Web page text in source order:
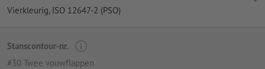
Vierkleurig, ISO 12647-2 (PSO)
Stanscontour-nr.
#30 Twee vouwflappen